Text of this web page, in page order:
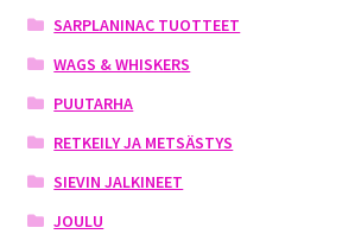
SARPLANINAC TUOTTEET
WAGS & WHISKERS
PUUTARHA
RETKEILY JA METSÄSTYS
SIEVIN JALKINEET
JOULU